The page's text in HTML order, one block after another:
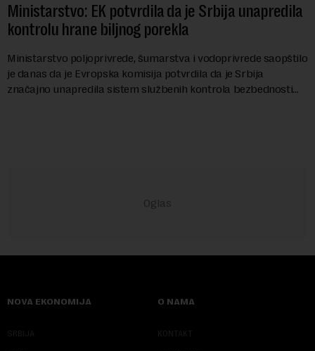
Ministarstvo: EK potvrdila da je Srbija unapredila
kontrolu hrane biljnog porekla
Ministarstvo poljoprivrede, šumarstva i vodoprivrede saopštilo
je danas da je Evropska komisija potvrdila da je Srbija
značajno unapredila sistem službenih kontrola bezbednosti
NOVA EKONOMIJA
SRBIJA
O NAMA
KONTAKT